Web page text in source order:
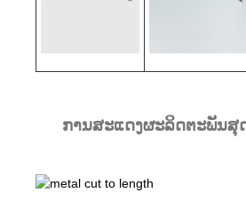
ການສະແດງຜະລິດຕະພັນສຸ